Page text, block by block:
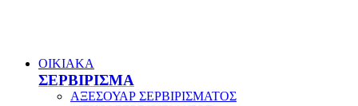
ΟΙΚΙΑΚΑ
ΣΕΡΒΙΡΙΣΜΑ
ΑΞΕΣΟΥΑΡ ΣΕΡΒΙΡΙΣΜΑΤΟΣ